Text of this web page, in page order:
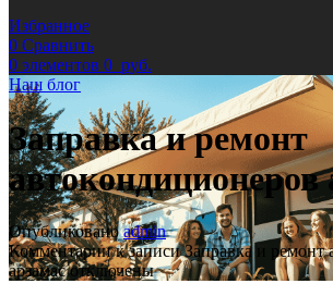
Избранное
0 Сравнить
0 элементов 0 руб.
Наш блог
Заправка и ремонт
автокондиционеров
Опубликовано admin
Комментариик записи Заправка и ремонт
арзамасотключены